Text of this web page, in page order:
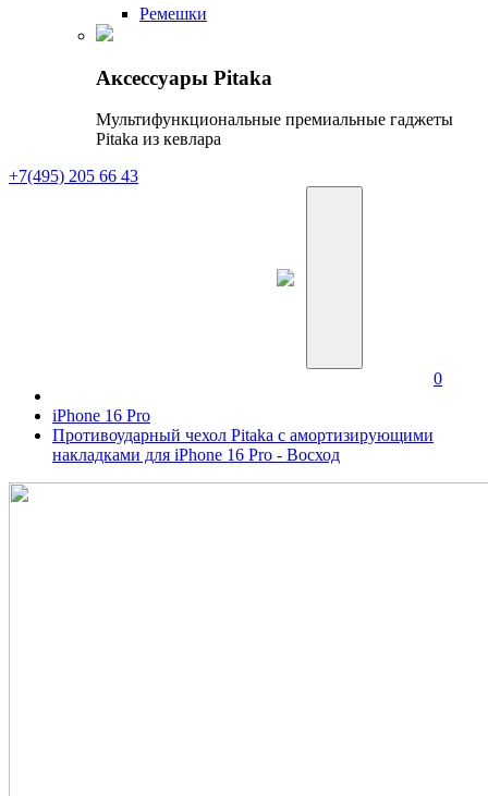
Ремешки
Аксессуары Pitaka
Мультифункциональные премиальные гаджеты
Pitaka из кевлара
+7(495) 205 66 43
0
iPhone 16 Pro
Противоударный чехол Pitaka с амортизирующими
накладками для iPhone 16 Pro - Восход